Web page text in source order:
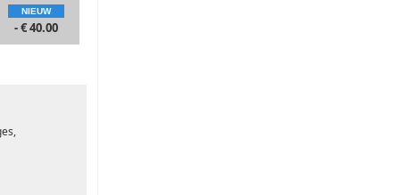
NIEUW
- € 40.00